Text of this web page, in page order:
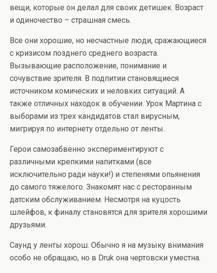
вещи, которые он делал для своих детишек. Возраст
и одиночество – страшная смесь.
Все они хорошие, но несчастные люди, сражающиеся
с кризисом позднего среднего возраста.
Вызывающие расположение, понимание и
сочувствие зрителя. В подпитии становящиеся
источником комических и неловких ситуаций. А
также отличных находок в обучении. Урок Мартина с
выборами из трех кандидатов стал вирусным,
мигрируя по интернету отдельно от ленты.
Герои самозабвенно экспериментируют с
различными крепкими напитками (все
исключительно ради науки!) и степенями опьянения
до самого тяжелого. Знакомят нас с ресторанным
датским обслуживанием. Несмотря на куцость
шлейфов, к финалу становятся для зрителя хорошими
друзьями.
Саунд у ленты хорош. Обычно я на музыку внимания
особо не обращаю, но в Druk она чертовски уместна.